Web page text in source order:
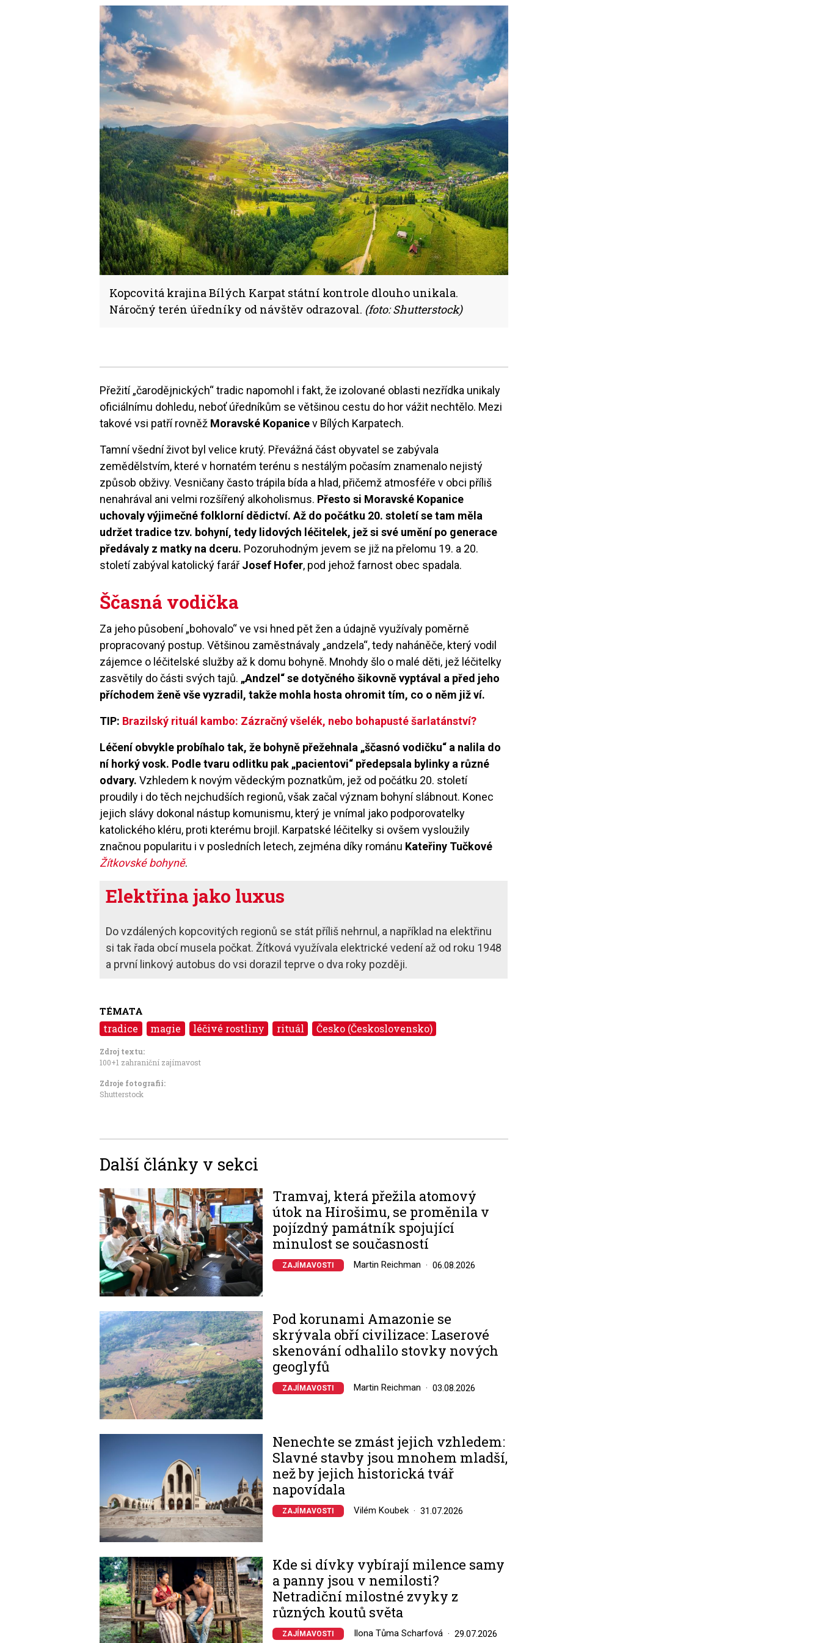
Kopcovitá krajina Bílých Karpat státní kontrole dlouho unikala.
Náročný terén úředníky od návštěv odrazoval. (foto: Shutterstock)
Přežití „čarodějnických“ tradic napomohl i fakt, že izolované oblasti nezřídka unikaly
oficiálnímu dohledu, neboť úředníkům se většinou cestu do hor vážit nechtělo. Mezi
takové vsi patří rovněž Moravské Kopanicev Bílých Karpatech.
Tamní všední život byl velice krutý. Převážná část obyvatel se zabývala
zemědělstvím, které v hornatém terénu s nestálým počasím znamenalo nejistý
způsob obživy. Vesničany často trápila bída a hlad, přičemž atmosféře v obci příliš
nenahrával ani velmi rozšířený alkoholismus. Přesto si Moravské Kopanice
uchovaly výjimečné folklorní dědictví. Až do počátku 20. století se tam měla
udržet tradice tzv. bohyní, tedy lidových léčitelek, jež si své umění po generace
předávaly z matky na dceru. Pozoruhodným jevem se již na přelomu 19. a 20.
století zabýval katolický farář Josef Hofer, pod jehož farnost obec spadala.
Ščasná vodička
Za jeho působení „bohovalo“ ve vsi hned pět žen a údajně využívaly poměrně
propracovaný postup. Většinou zaměstnávaly „andzela“, tedy naháněče, který vodil
zájemce o léčitelské služby až k domu bohyně. Mnohdy šlo o malé děti, jež léčitelky
zasvětily do části svých tajů. „Andzel“ se dotyčného šikovně vyptával a před jeho
příchodem ženě vše vyzradil, takže mohla hosta ohromit tím, co o něm již ví.
TIP: Brazilský rituál kambo: Zázračný všelék, nebo bohapusté šarlatánství?
Léčení obvykle probíhalo tak, že bohyně přežehnala „ščasnó vodičku“ a nalila do
ní horký vosk. Podle tvaru odlitku pak „pacientovi“ předepsala bylinky a různé
odvary. Vzhledem k novým vědeckým poznatkům, jež od počátku 20. století
proudily i do těch nejchudších regionů, však začal význam bohyní slábnout. Konec
jejich slávy dokonal nástup komunismu, který je vnímal jako podporovatelky
katolického kléru, proti kterému brojil. Karpatské léčitelky si ovšem vysloužily
značnou popularitu i v posledních letech, zejména díky románu Kateřiny Tučkové
Žítkovské bohyně.
Elektřina jako luxus
Do vzdálených kopcovitých regionů se stát příliš nehrnul, a například na elektřinu
si tak řada obcí musela počkat. Žítková využívala elektrické vedení až od roku 1948
a první linkový autobus do vsi dorazil teprve o dva roky později.
TÉMATA
tradice magie léčivé rostliny rituál Česko (Československo)
Zdroj textu:
100+1 zahraniční zajímavost
Zdroje fotografii:
Shutterstock
Další články v sekci
Image
Tramvaj, která přežila atomový
útok na Hirošimu, se proměnila v
pojízdný památník spojující
minulost se současností
ZAJÍMAVOSTI Martin Reichman 06.08.2026
Image
Pod korunami Amazonie se
skrývala obří civilizace: Laserové
skenování odhalilo stovky nových
geoglyfů
ZAJÍMAVOSTI Martin Reichman 03.08.2026
Nenechte se zmást jejich vzhledem:
Slavné stavby jsou mnohem mladší,
než by jejich historická tvář
napovídala
ZAJÍMAVOSTI Vilém Koubek 31.07.2026
Image
Kde si dívky vybírají milence samy
a panny jsou v nemilosti?
Netradiční milostné zvyky z
různých koutů světa
ZAJÍMAVOSTI Ilona Tůma Scharfová 29.07.2026